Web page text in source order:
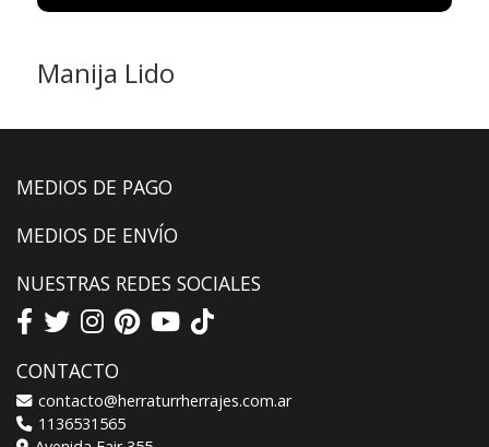
Manija Lido
MEDIOS DE PAGO
MEDIOS DE ENVÍO
NUESTRAS REDES SOCIALES
CONTACTO
contacto@herraturrherrajes.com.ar
1136531565